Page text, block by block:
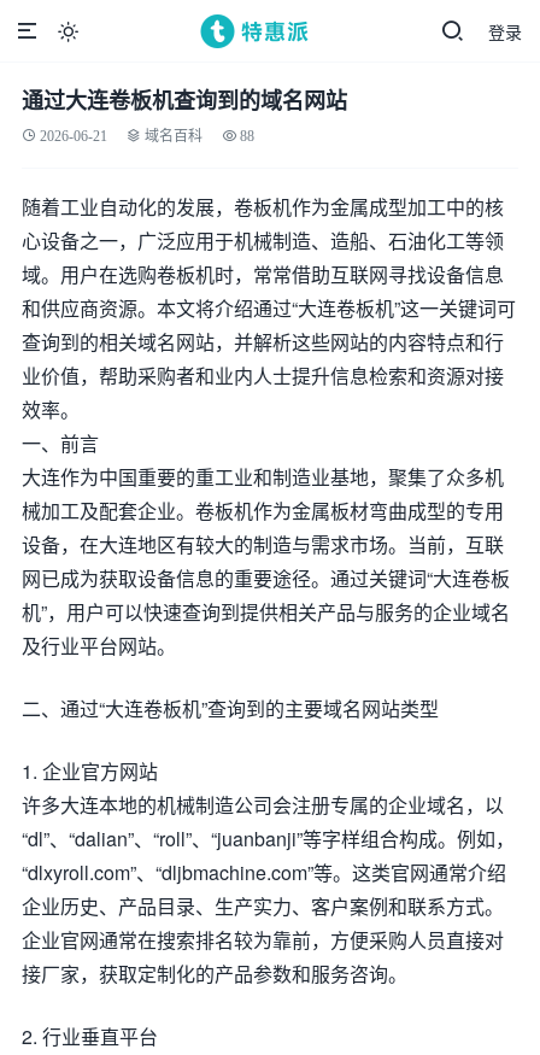
登录

通过大连卷板机查询到的域名网站
2026-06-21 域名百科 88
随着工业自动化的发展，卷板机作为金属成型加工中的核
心设备之一，广泛应用于机械制造、造船、石油化工等领
域。用户在选购卷板机时，常常借助互联网寻找设备信息
和供应商资源。本文将介绍通过“大连卷板机”这一关键词可
查询到的相关域名网站，并解析这些网站的内容特点和行
业价值，帮助采购者和业内人士提升信息检索和资源对接
效率。
一、前言
大连作为中国重要的重工业和制造业基地，聚集了众多机
械加工及配套企业。卷板机作为金属板材弯曲成型的专用
设备，在大连地区有较大的制造与需求市场。当前，互联
网已成为获取设备信息的重要途径。通过关键词“大连卷板
机”，用户可以快速查询到提供相关产品与服务的企业域名
及行业平台网站。
二、通过“大连卷板机”查询到的主要域名网站类型
1. 企业官方网站
许多大连本地的机械制造公司会注册专属的企业域名，以
“dl”、“dalian”、“roll”、“juanbanji”等字样组合构成。例如，
“dlxyroll.com”、“dljbmachine.com”等。这类官网通常介绍
企业历史、产品目录、生产实力、客户案例和联系方式。
企业官网通常在搜索排名较为靠前，方便采购人员直接对
接厂家，获取定制化的产品参数和服务咨询。
2. 行业垂直平台